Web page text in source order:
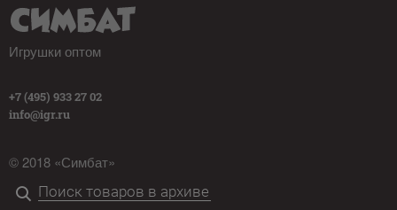
Игрушки оптом
+7 (495) 933 27 02
info@igr.ru
© 2018 «Симбат»